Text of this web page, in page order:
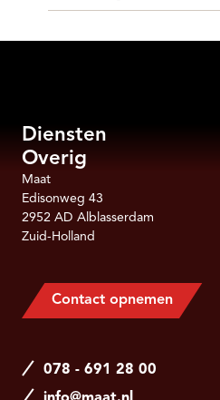
Diensten
Overig
Maat
Edisonweg 43
2952 AD Alblasserdam
Zuid-Holland
Contact opnemen
078 - 691 28 00